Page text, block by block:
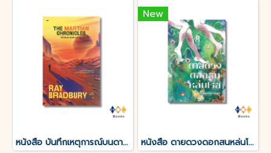
หนังสือ บันทึกเหตุการณ์บนดาวอังคาร THE MARTIAN CHRONICLES
New
หนังสือ ดายดวงดอกสนหล่นโรย